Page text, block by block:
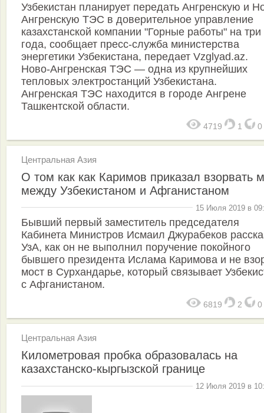
Узбекистан планирует передать Ангренскую и
Ангренскую ТЭС в доверительное управление
казахстанской компании "Горные работы" на три
года, сообщает пресс-служба министерства
энергетики Узбекистана, передает Vzglyad.az.
Ново-Ангренская ТЭС — одна из крупнейших
тепловых электростанций Узбекистана.
Ангренская ТЭС находится в городе Ангрене
Ташкентской области.
4719 1 0
Центральная Азия
О том как как Каримов приказал взорвать
между Узбекистаном и Афганистаном
15 Июля 2019 в
Бывший первый заместитель председателя
Кабинета Министров Исмаил Джурабеков
УзА, как он не выполнил поручение покойного
бывшего президента Ислама Каримова и не
мост в Сурхандарье, который связывает
с Афганистаном.
6819 2 0
Центральная Азия
Километровая пробка образовалась на
казахстанско-кыргызской границе
12 Июля 2019 в